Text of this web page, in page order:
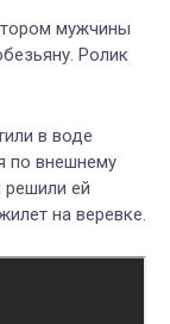
мужчины
Ролик
в воде
по внешнему
решили ей
на веревке.